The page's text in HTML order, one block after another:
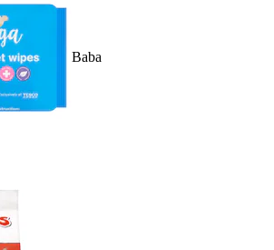
Baba